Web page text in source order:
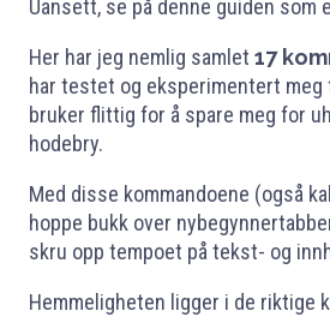
Uansett, se på denne guiden som
Her har jeg nemlig samlet 17
har testet og eksperimentert meg
bruker flittig for å spare meg for
hodebry.
Med disse kommandoene (også
hoppe bukk over
skru opp tempoet på tekst- og
Hemmeligheten ligger i de riktige